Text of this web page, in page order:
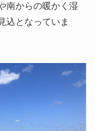
南からの暖かく湿
込となっていま